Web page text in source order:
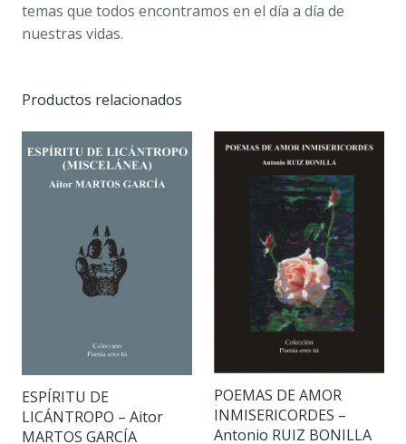
temas que todos encontramos en el día a día de
nuestras vidas.
Productos relacionados
ESPÍRITU DE
LICÁNTROPO – Aitor
MARTOS GARCÍA
POEMAS DE AMOR
INMISERICORDES –
Antonio RUIZ BONILLA